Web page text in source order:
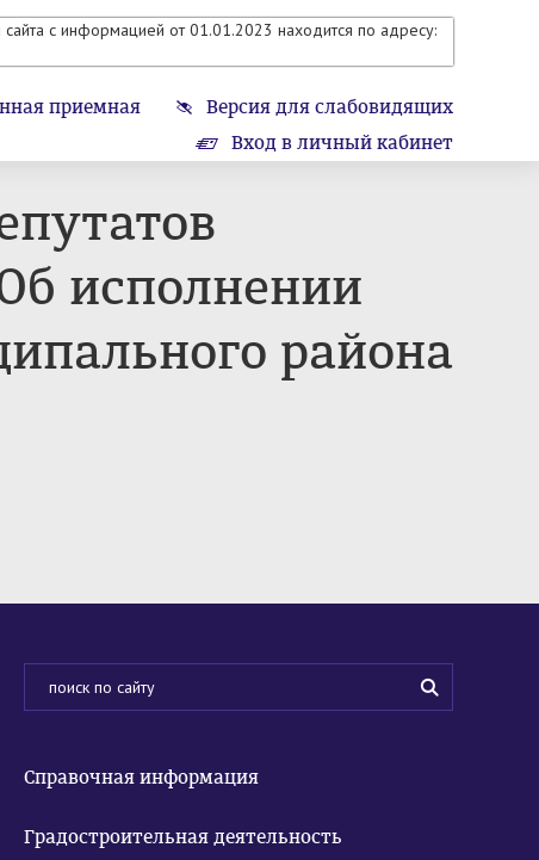
с информацией от 01.01.2023 находится по адресу:
приемная
Версия для слабовидящих
Вход в личный кабинет
исполнении
района
Справочная информация
Градостроительная деятельность